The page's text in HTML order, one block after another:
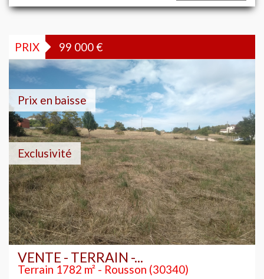
PRIX 99 000€
Exclusivité
Prix en baisse
VENTE - TERRAIN -...
Terrain 1782 m² - Rousson (30340)